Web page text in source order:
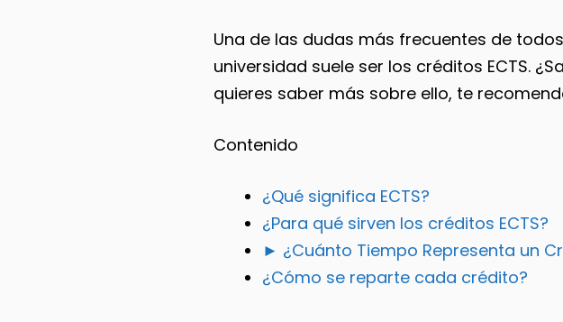
Una de las dudas más frecuentes de
universidad suele ser los créditos ECTS.
quieres saber más sobre ello, te
Contenido
¿Qué significa ECTS?
¿Para qué sirven los créditos ECTS?
► ¿Cuánto Tiempo Representa un
¿Cómo se reparte cada crédito?